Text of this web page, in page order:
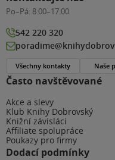
Často navštěvované
Akce a slevy
Klub Knihy Dobrovský
Knižní závisláci
Affiliate spolupráce
Poukazy pro firmy
Dodací podmínky
Po–Pá: 8:00–17:00
542 220 320
Všechny kontakty Naše